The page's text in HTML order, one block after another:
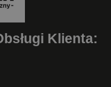
Klienta: